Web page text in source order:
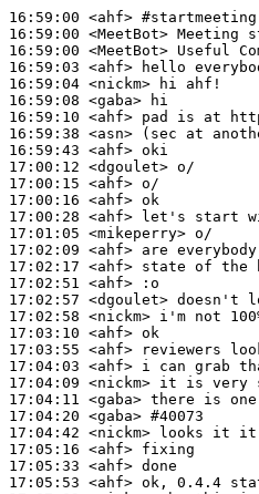
16:59:00 <ahf> #startmeeting
16:59:00 <MeetBot>
16:59:00 <MeetBot>
16:59:03 <ahf>
16:59:04 <nickm>
16:59:08 <gaba>
16:59:10 <ahf>
16:59:38 <asn>
16:59:43 <ahf>
17:00:12 <dgoulet>
17:00:15 <ahf>
17:00:16 <ahf>
17:00:28 <ahf>
17:01:05 <mikeperry>
17:02:09 <ahf>
17:02:17 <ahf>
17:02:51 <ahf>
17:02:57 <dgoulet>
17:02:58 <nickm>
17:03:10 <ahf>
17:03:55 <ahf>
17:04:03 <ahf>
17:04:09 <nickm>
17:04:11 <gaba>
17:04:20 <gaba> #40073
17:04:42 <nickm>
17:05:16 <ahf>
17:05:33 <ahf>
17:05:53 <ahf>